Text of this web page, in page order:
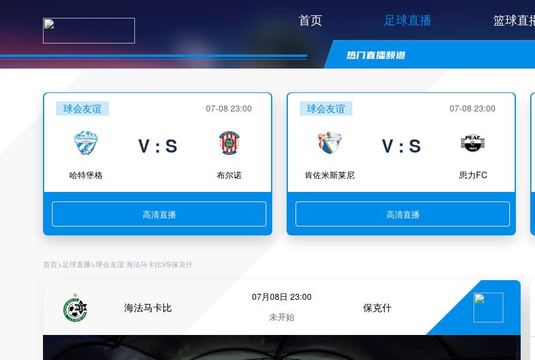
首页 足球直播 篮球直
球会友谊 07-08 23:00
哈特堡格
V : S
布尔诺
高清直播
球会友谊 07-08 23:00
肯佐米斯莱尼
V : S
思力FC
高清直播
首页> 足球直播>球会友谊 海法马卡比VS保克什
海法马卡比
07月08日 23:00
未开始
保克什